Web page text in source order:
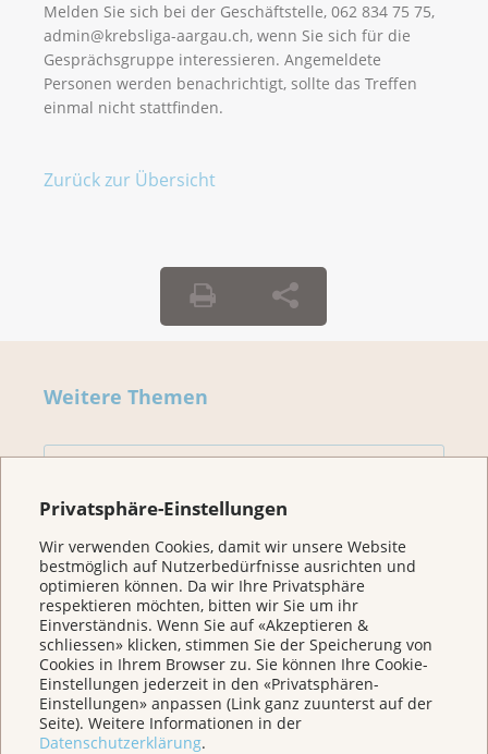
Privatsphäre-Einstellungen
Wir verwenden Cookies, damit wir unsere Website
bestmöglich auf Nutzerbedürfnisse ausrichten und
optimieren können. Da wir Ihre Privatsphäre
respektieren möchten, bitten wir Sie um ihr
Einverständnis. Wenn Sie auf «Akzeptieren &
schliessen» klicken, stimmen Sie der Speicherung von
Cookies in Ihrem Browser zu. Sie können Ihre Cookie-
Einstellungen jederzeit in den «Privatsphären-
Einstellungen» anpassen (Link ganz zuunterst auf der
Seite). Weitere Informationen in der
Datenschutzerklärung.
Melden Sie sich bei der Geschäftstelle, 062 834 75 75,
admin@krebsliga-aargau.ch, wenn Sie sich für die
Gesprächsgruppe interessieren. Angemeldete
Personen werden benachrichtigt, sollte das Treffen
einmal nicht stattfinden.
Zurück zur Übersicht
Weitere Themen
Für Betroffene & Angehörige
Prävention
Veranstaltungen/ Podcasts/Links
Für Medien